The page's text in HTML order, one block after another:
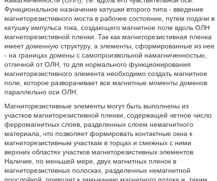
Функциональное назначение катушки второго типа - введение
магниторезистивного моста в рабочее состояние, путем подачи в
катушку импульса тока, создающего магнитное поле вдоль ОЛН
магниторезистивной пленки. Так как магниторезистивная пленка
имеет доменную структуру, а элементы, сформированные из нее
- на границах домены с самопроизвольной намагниченностью,
отличной от ОЛН, то для нормального функционирования
магниторезистивного элемента необходимо создать магнитное
поле, которое разворачивает все магнитные моменты доменов
параллельно оси ОЛН.
Магниторезистивные элементы могут быть выполнены из
участков магниторезистивной пленки, содержащей четное число
ферромагнитных слоев, разделенных слоем немагнитного
материала, что позволяет формировать контактные окна к
магниторезистивным участкам в торцах и смежных с ними
верхних областях участков магниторезистивных элементов.
Наличие, по меньшей мере, двух магнитных пленок в
магниторезистивных полосках, разделенных немагнитной